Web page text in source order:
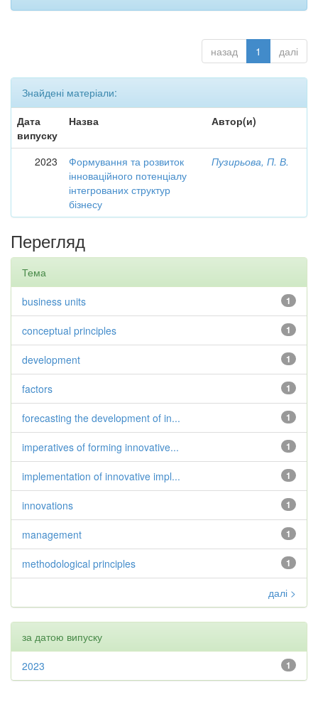
назад 1 далі
Знайдені матеріали:
Дата
випуску
Назва Автор(и)
2023
Формування та розвиток
інноваційного потенціалу
інтегрованих структур
бізнесу
Пузирьова, П. В.
Перегляд
Тема
1
business units
1
conceptual principles
1
development
1
factors
1
forecasting the development of in...
1
imperatives of forming innovative...
1
implementation of innovative impl...
1
innovations
1
management
1
methodological principles
далі >
за датою випуску
1
2023